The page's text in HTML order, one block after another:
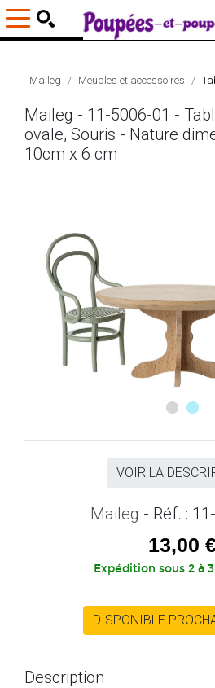
Maileg Meubles et accessoires
Maileg - 11-5006-01 -
ovale, Souris - Nature
10cm x 6 cm
VOIR LA
Maileg - Réf. :
13,00
Expédition sous 2 à
DISPONIBLE
Description